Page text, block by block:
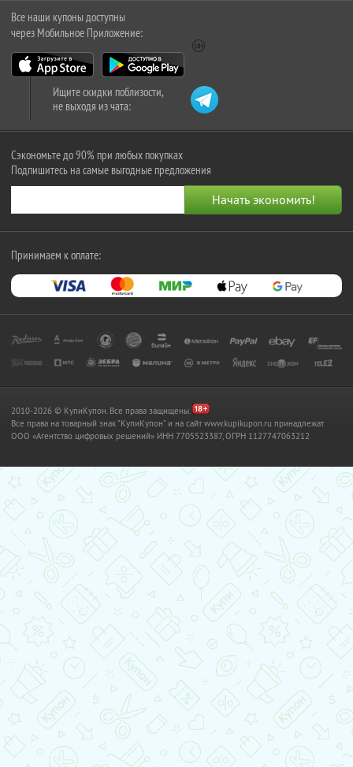
Все наши купоны доступны
через Мобильное Приложение:
Ищите скидки поблизости,
не выходя из чата:
Сэкономьте до 90% при любых покупках
Подпишитесь на самые выгодные предложения
Принимаем к оплате:
2010-2026 © КупиКупон. Все права защищены.
Все права на товарный знак "КупиКупон" и на сайт www.kupikupon.ru принадлежат
OOO «Агентство цифровых решений» ИНН 7705523387, ОГРН 1127747063212